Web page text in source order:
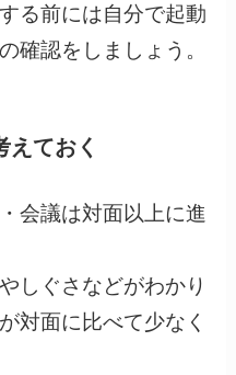
る前には自分で起動
確認をしましょう。
えておく
会議は対面以上に進
しぐさなどがわかり
対面に比べて少なく